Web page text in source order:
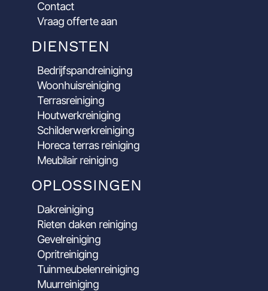
Contact
Vraag offerte aan
DIENSTEN
Bedrijfspandreiniging
Woonhuisreiniging
Terrasreiniging
Houtwerkreiniging
Schilderwerkreiniging
Horeca terras reiniging
Meubilair reiniging
OPLOSSINGEN
Dakreiniging
Rieten daken reiniging
Gevelreiniging
Opritreiniging
Tuinmeubelenreiniging
Muurreiniging